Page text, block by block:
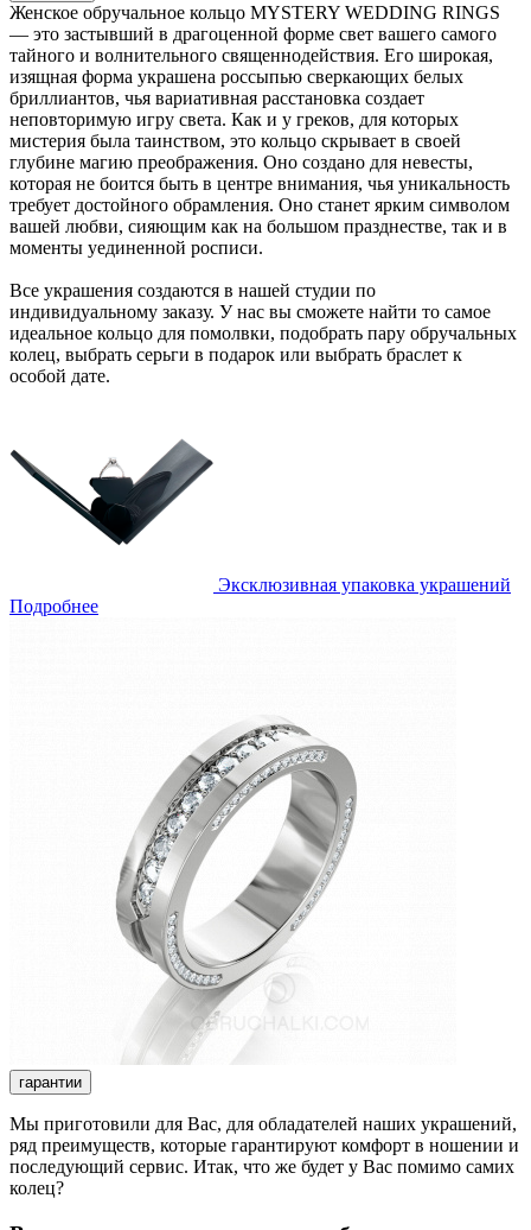
Женское обручальное кольцо MYSTERY WEDDING RINGS
— это застывший в драгоценной форме свет вашего самого
тайного и волнительного священнодействия. Его широкая,
изящная форма украшена россыпью сверкающих белых
бриллиантов, чья вариативная расстановка создает
неповторимую игру света. Как и у греков, для которых
мистерия была таинством, это кольцо скрывает в своей
глубине магию преображения. Оно создано для невесты,
которая не боится быть в центре внимания, чья уникальность
требует достойного обрамления. Оно станет ярким символом
вашей любви, сияющим как на большом празднестве, так и в
моменты уединенной росписи.
Все украшения создаются в нашей студии по
индивидуальному заказу. У нас вы сможете найти то самое
идеальное кольцо для помолвки, подобрать пару обручальных
колец, выбрать серьги в подарок или выбрать браслет к
особой дате.
Эксклюзивная упаковка украшений
Подробнее
гарантии
Мы приготовили для Вас, для обладателей наших украшений,
ряд преимуществ, которые гарантируют комфорт в ношении и
последующий сервис. Итак, что же будет у Вас помимо самих
колец?